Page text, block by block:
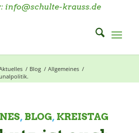
info@schulte-krauss.de
/ Blog / Allgemeines /
, BLOG, KREISTAG